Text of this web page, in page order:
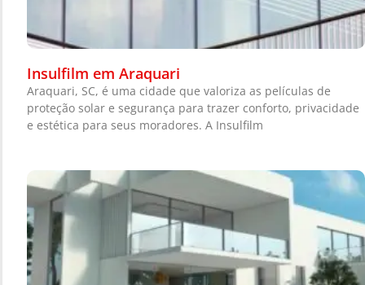
Insulfilm em Araquari
Araquari, SC, é uma cidade que valoriza as películas de
proteção solar e segurança para trazer conforto, privacidade
e estética para seus moradores. A Insulfilm